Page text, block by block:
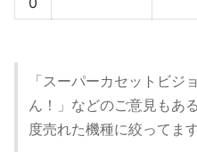
「スーパーカセットビジ
ん！」などのご意見もあ
度売れた機種に絞ってま